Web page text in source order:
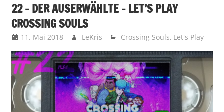
22 – DER AUSERWÄHLTE – LET’S PLAY
CROSSING SOULS
11. Mai 2018 LeKris Crossing Souls, Let's Play